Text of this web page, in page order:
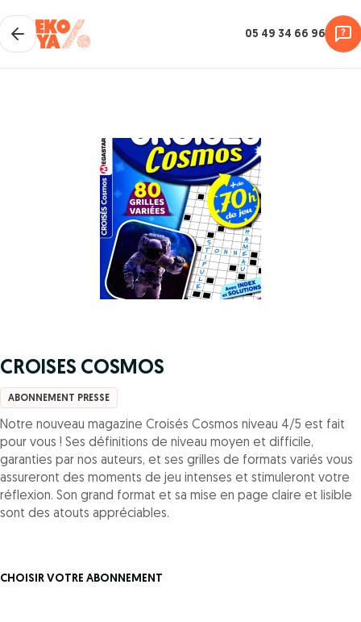
05 49 34 66 96
CROISES COSMOS
ABONNEMENT PRESSE
Notre nouveau magazine Croisés Cosmos niveau 4/5 est fait
pour vous ! Ses définitions de niveau moyen et difficile,
garanties par nos auteurs, et ses grilles de formats variés vous
assureront des moments de jeu intenses et stimuleront votre
réflexion. Son grand format et sa mise en page claire et lisible
sont des atouts appréciables.
CHOISIR VOTRE ABONNEMENT